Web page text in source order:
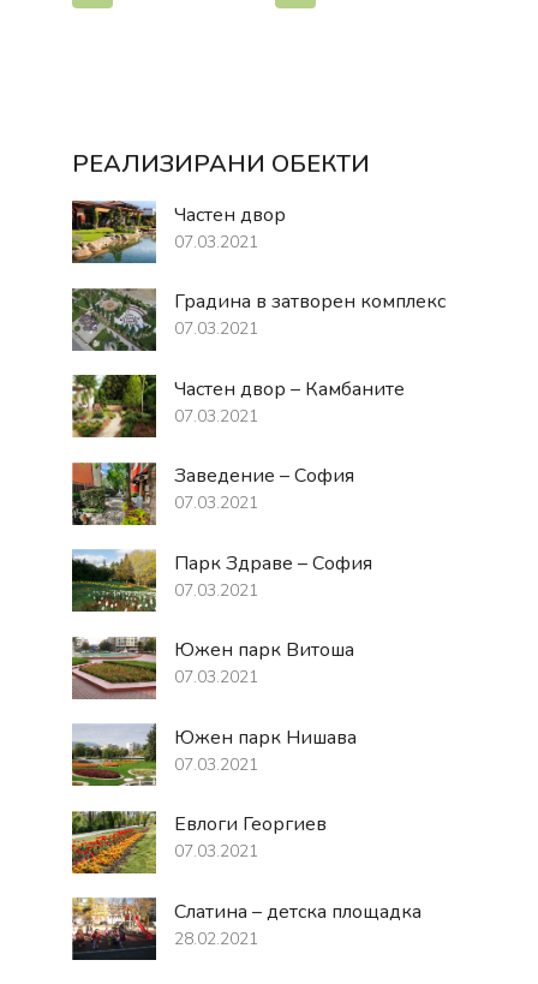
РЕАЛИЗИРАНИ ОБЕКТИ
Частен двор
07.03.2021
Градина в затворен комплекс
07.03.2021
Частен двор – Камбаните
07.03.2021
Заведение – София
07.03.2021
Парк Здраве – София
07.03.2021
Южен парк Витоша
07.03.2021
Южен парк Нишава
07.03.2021
Евлоги Георгиев
07.03.2021
Слатина – детска площадка
28.02.2021